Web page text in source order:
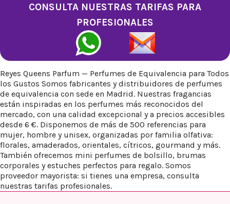
CONSULTA NUESTRAS TARIFAS PARA
PROFESIONALES
Reyes Queens Parfum — Perfumes de Equivalencia para Todos
los Gustos Somos fabricantes y distribuidores de perfumes
de equivalencia con sede en Madrid. Nuestras fragancias
están inspiradas en los perfumes más reconocidos del
mercado, con una calidad excepcional y a precios accesibles
desde 6 €. Disponemos de más de 500 referencias para
mujer, hombre y unisex, organizadas por familia olfativa:
florales, amaderados, orientales, cítricos, gourmand y más.
También ofrecemos mini perfumes de bolsillo, brumas
corporales y estuches perfectos para regalo. Somos
proveedor mayorista: si tienes una empresa, consulta
nuestras tarifas profesionales.